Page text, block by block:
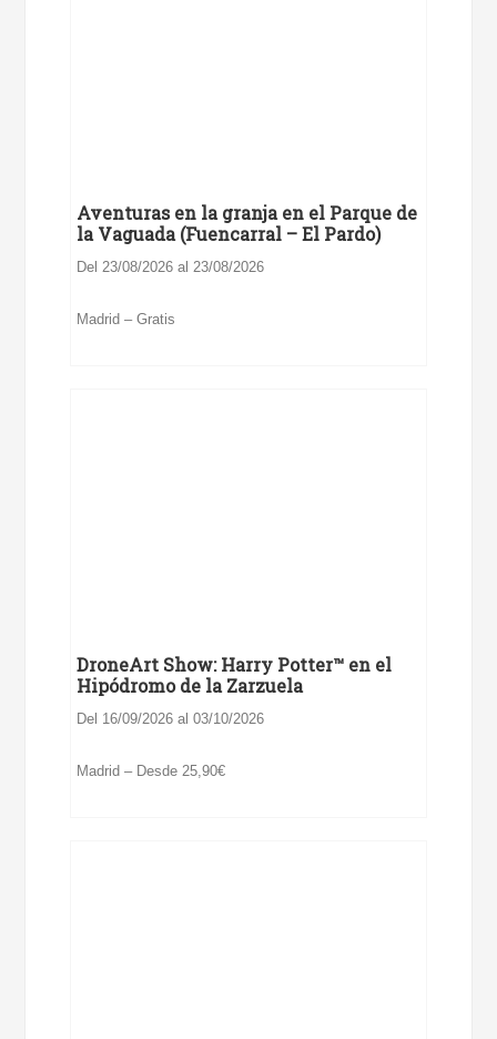
Aventuras en la granja en el Parque de
la Vaguada (Fuencarral – El Pardo)
Del 23/08/2026 al 23/08/2026
Madrid – Gratis
DroneArt Show: Harry Potter™ en el
Hipódromo de la Zarzuela
Del 16/09/2026 al 03/10/2026
Madrid – Desde 25,90€